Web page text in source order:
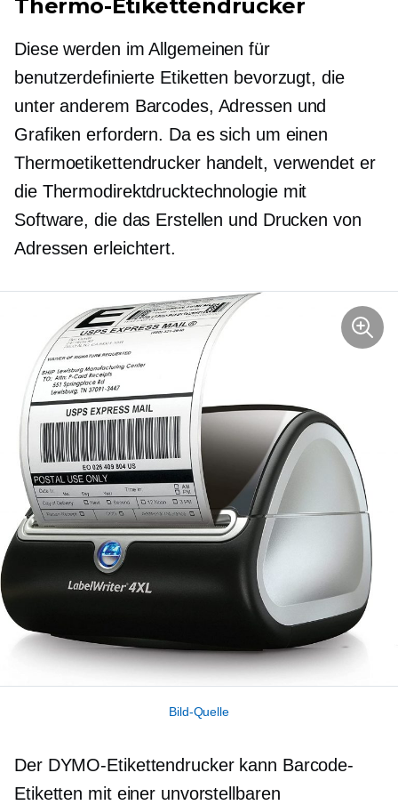
Thermo-Etikettendrucker
Diese werden im Allgemeinen für
benutzerdefinierte Etiketten bevorzugt, die
unter anderem Barcodes, Adressen und
Grafiken erfordern. Da es sich um einen
Thermoetikettendrucker handelt, verwendet er
die Thermodirektdrucktechnologie mit
Software, die das Erstellen und Drucken von
Adressen erleichtert.
Bild-Quelle
Der DYMO-Etikettendrucker kann Barcode-
Etiketten mit einer unvorstellbaren